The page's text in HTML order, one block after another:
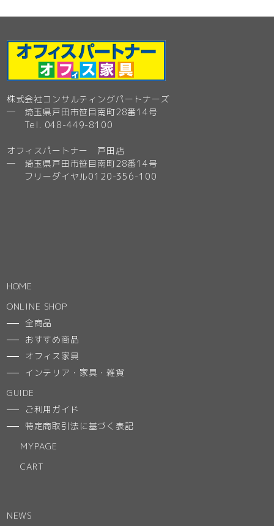
株式会社コンサルティングパートナーズ
─ 埼玉県戸田市笹目南町28番14号
Tel. 048-449-8100
オフィスパートナー 戸田店
─ 埼玉県戸田市笹目南町28番14号
フリーダイヤル0120-356-100
HOME
ONLINE SHOP
全商品
おすすめ商品
オフィス家具
インテリア・家具・雑貨
GUIDE
ご利用ガイド
特定商取引法に基づく表記
MYPAGE
CART
NEWS